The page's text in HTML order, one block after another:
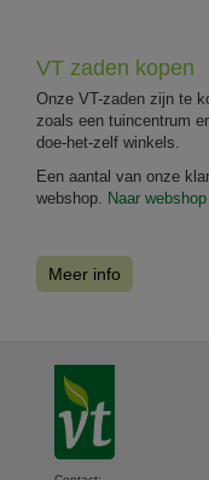
VT zaden kopen
Onze VT-zaden zijn te
zoals een tuincentrum
doe-het-zelf winkels.
Een aantal van onze
webshop.
Naar webshop
Meer info